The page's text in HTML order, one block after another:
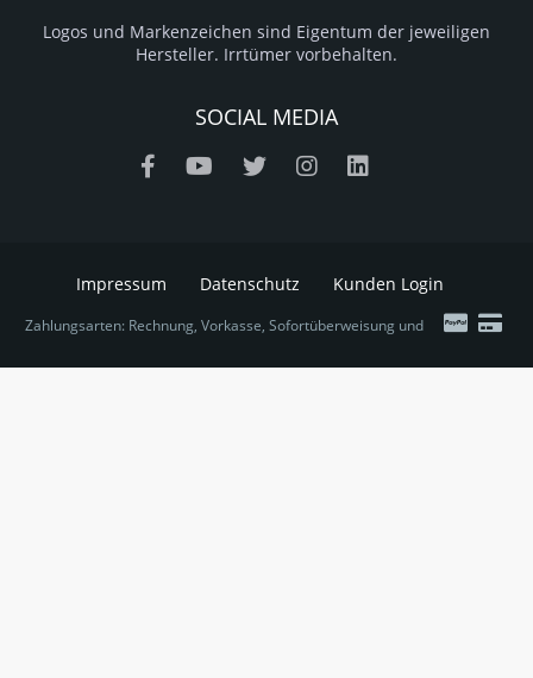
Logos und Markenzeichen sind Eigentum der jeweiligen
Hersteller. Irrtümer vorbehalten.
SOCIAL MEDIA
Impressum Datenschutz Kunden Login
Zahlungsarten: Rechnung, Vorkasse, Sofortüberweisung und